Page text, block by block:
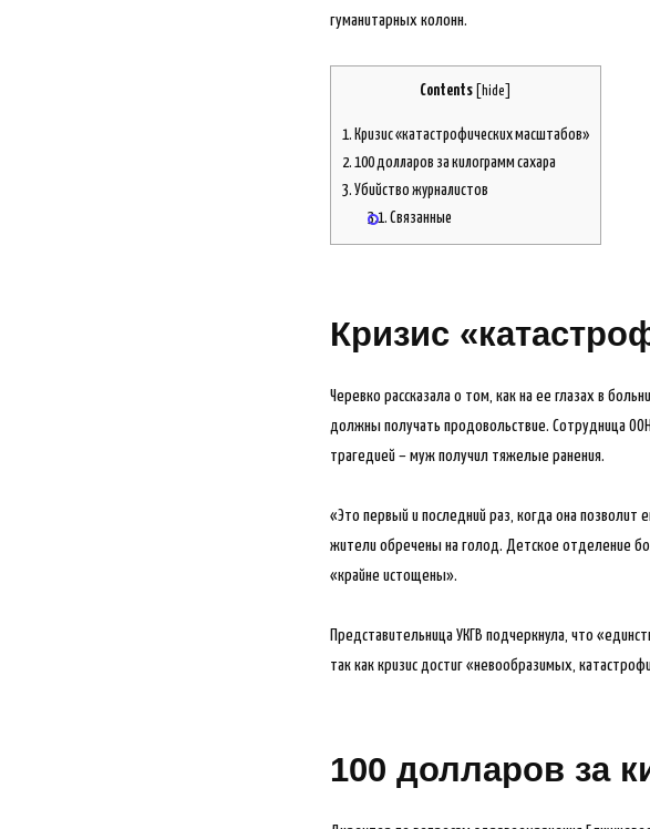
гуманитарных колонн.
Contents hide
1. Кризис «катастрофических масштабов»
2. 100 долларов за килограмм сахара
3. Убийство журналистов
3.1. Связанные
Кризис
Черевко рассказала о том, как на ее глазах в
должны получать продовольствие. Сотрудница
трагедией – муж получил тяжелые ранения.
«Это первый и последний раз, когда она
жители обречены на голод. Детское отделение
«крайне истощены».
Представительница УКГВ подчеркнула, что
так как кризис достиг «невообразимых,
100 долларов за